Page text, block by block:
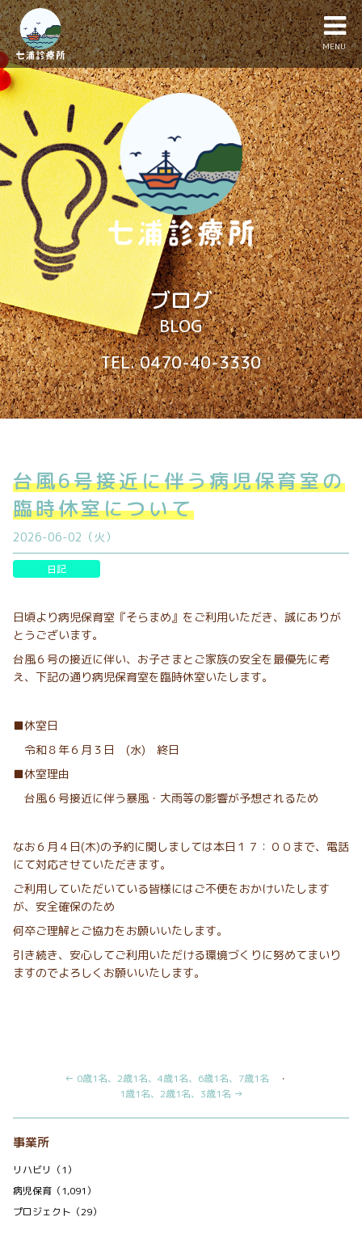
MENU
ブログ
BLOG
TEL. 0470-40-3330
台風6号接近に伴う病児保育室の
臨時休室について
2026-06-02（火）
日記
日頃より病児保育室『そらまめ』をご利用いただき、誠にありが
とうございます。
台風６号の接近に伴い、お子さまとご家族の安全を最優先に考
え、下記の通り病児保育室を臨時休室いたします。
■休室日
令和８年６月３日 (水) 終日
■休室理由
台風６号接近に伴う暴風・大雨等の影響が予想されるため
なお６月４日(木)の予約に関しましては本日１７：００まで、電話
にて対応させていただきます。
ご利用していただいている皆様にはご不便をおかけいたします
が、安全確保のため
何卒ご理解とご協力をお願いいたします。
引き続き、安心してご利用いただける環境づくりに努めてまいり
ますのでよろしくお願いいたします。
← 0歳1名、2歳1名、4歳1名、6歳1名、7歳1名 ・
1歳1名、2歳1名、3歳1名 →
事業所
リハビリ（1）
病児保育（1,091）
プロジェクト（29）